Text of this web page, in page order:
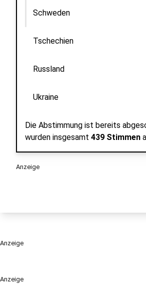
Anzeige
Schweden
Tschechien
Russland
Ukraine
Die Abstimmung ist bereits
wurden insgesamt 439 Stimmen
Anzeige
Anzeige